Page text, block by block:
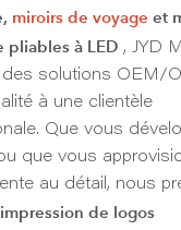
miroirs de voyage et
pliables à LED , JYD
des solutions OEM/
à une clientèle
Que vous
que vous
au détail, nous
de logos